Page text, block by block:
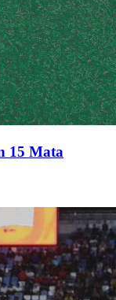
15 Mata